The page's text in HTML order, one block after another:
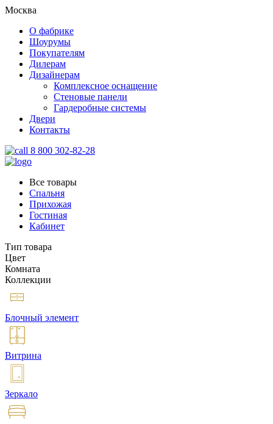
Москва
О фабрике
Шоурумы
Покупателям
Дилерам
Дизайнерам
Комплексное оснащение
Стеновые панели
Гардеробные системы
Двери
Контакты
8 800 302-82-28
Все товары
Спальня
Прихожая
Гостиная
Кабинет
Тип товара
Цвет
Комната
Коллекции
Блочный элемент
Витрина
Зеркало